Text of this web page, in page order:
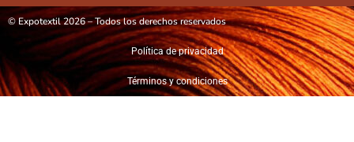
© Expotextil 2026 – Todos los derechos reservados
Política de privacidad
Términos y condiciones